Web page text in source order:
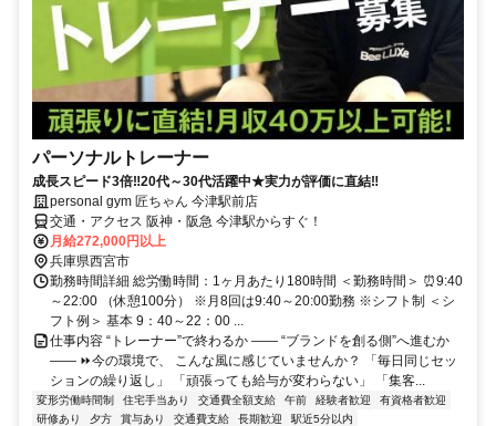
パーソナルトレーナー
成長スピード3倍‼20代～30代活躍中★実力が評価に直結‼
personal gym 匠ちゃん 今津駅前店
交通・アクセス 阪神・阪急 今津駅からすぐ！
月給272,000円以上
兵庫県西宮市
勤務時間詳細 総労働時間：1ヶ月あたり180時間 ＜勤務時間＞ ⏰9:40
～22:00 （休憩100分） ※月8回は9:40～20:00勤務 ※シフト制 ＜シ
フト例＞ 基本 9：40～22：00 ...
仕事内容 “トレーナー”で終わるか ―― “ブランドを創る側”へ進むか
―― ⏩今の環境で、 こんな風に感じていませんか？ 「毎日同じセッ
ションの繰り返し」 「頑張っても給与が変わらない」 「集客...
変形労働時間制 住宅手当あり 交通費全額支給 午前 経験者歓迎
有資格者歓迎
研修あり
夕方 賞与あり 交通費支給 長期歓迎 駅近5分以内